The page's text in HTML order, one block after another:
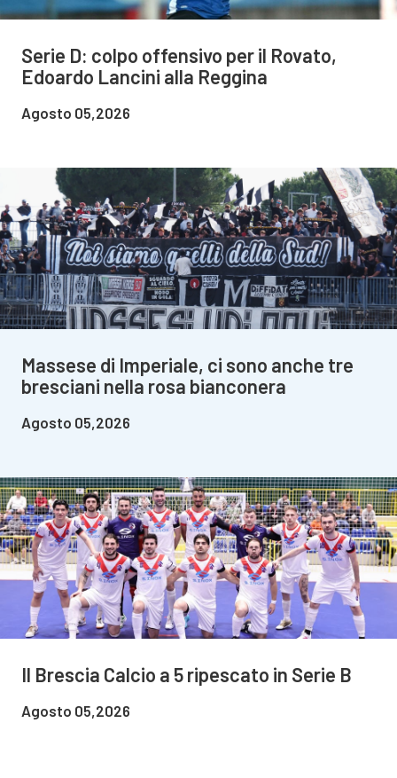
Serie D: colpo offensivo per il Rovato,
Edoardo Lancini alla Reggina
Agosto 05,2026
Massese di Imperiale, ci sono anche tre
bresciani nella rosa bianconera
Agosto 05,2026
Il Brescia Calcio a 5 ripescato in Serie B
Agosto 05,2026